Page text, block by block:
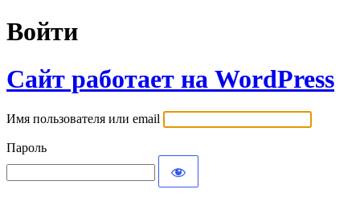
Войти
Сайт работает на WordPress
Имя пользователя или email
Пароль